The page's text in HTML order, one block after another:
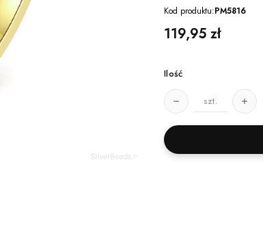
Kod produktu:PM5816
Cena
119,95 zł
Ilość
szt.